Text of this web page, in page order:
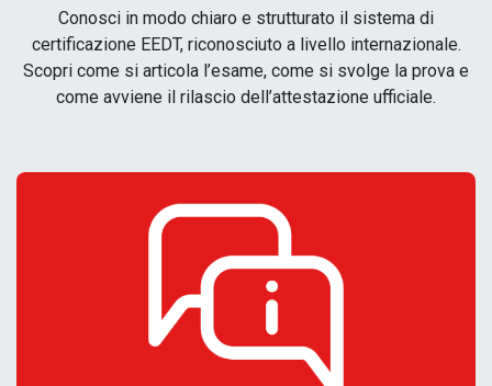
Conosci in modo chiaro e strutturato il sistema di
certificazione EEDT, riconosciuto a livello internazionale.
Scopri come si articola l’esame, come si svolge la prova e
come avviene il rilascio dell’attestazione ufficiale.